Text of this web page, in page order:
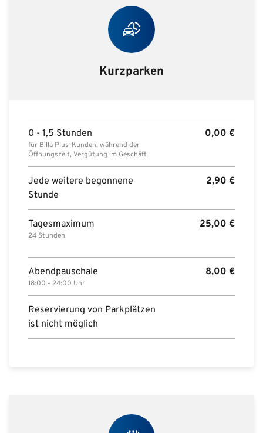
Kurzparken
0 - 1,5 Stunden
für Billa Plus-Kunden, während der
Öffnungszeit, Vergütung im Geschäft
0,00 €
Jede weitere begonnene
Stunde
2,90 €
Tagesmaximum
24 Stunden
25,00 €
Abendpauschale
18:00 - 24:00 Uhr
8,00 €
Reservierung von Parkplätzen
ist nicht möglich